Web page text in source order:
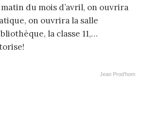
du mois d’avril, on ouvrira
on ouvrira la salle
la classe 11,…
Jean Prod’hom